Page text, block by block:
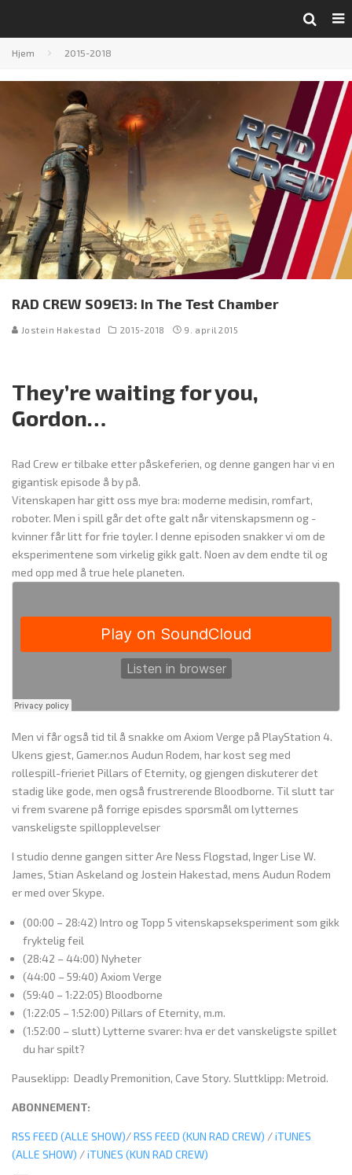
Hjem 2015-2018
RAD CREW S09E13: In The Test Chamber
Jostein Hakestad 2015-2018 9. april 2015
They’re waiting for you,
Gordon…
Rad Crew er tilbake etter påskeferien, og denne gangen har vi en
gigantisk episode å by på.
Vitenskapen har gitt oss mye bra: moderne medisin, romfart,
roboter. Men i spill går det ofte galt når vitenskapsmenn og -
kvinner får litt for frie tøyler. I denne episoden snakker vi om de
eksperimentene som virkelig gikk galt. Noen av dem endte til og
med opp med å true hele planeten.
Men vi får også tid til å snakke om Axiom Verge på PlayStation 4.
Ukens gjest, Gamer.nos Audun Rodem, har kost seg med
rollespill-frieriet Pillars of Eternity, og gjengen diskuterer det
stadig like gode, men også frustrerende Bloodborne. Til slutt tar
vi frem svarene på forrige episdes spørsmål om lytternes
vanskeligste spillopplevelser
I studio denne gangen sitter Are Ness Fløgstad, Inger Lise W.
James, Stian Askeland og Jostein Hakestad, mens Audun Rodem
er med over Skype.
(00:00 – 28:42) Intro og Topp 5 vitenskapseksperiment som gikk
fryktelig feil
(28:42 – 44:00) Nyheter
(44:00 – 59:40) Axiom Verge
(59:40 – 1:22:05) Bloodborne
(1:22:05 – 1:52:00) Pillars of Eternity, m.m.
(1:52:00 – slutt) Lytterne svarer: hva er det vanskeligste spillet
du har spilt?
Pauseklipp: Deadly Premonition, Cave Story. Sluttklipp: Metroid.
ABONNEMENT:
RSS FEED (ALLE SHOW)/RSS FEED (KUN RAD CREW) /iTUNES
(ALLE SHOW) /iTUNES (KUN RAD CREW)